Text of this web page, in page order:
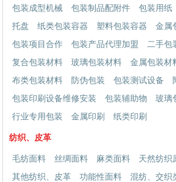
包装成型机械 包装制品配附件 包装用纸
托盘
纸类包装容器 塑料包装容器 金属
包装项目合作
包装产品代理加盟 二手包
复合包装材料
玻璃包装材料 金属包装材
布类包装材料
防伪包装 包装测试设备
包装印刷设备维修安装
包装辅助物 玻璃
行业专用包装
金属印刷 纸类印刷
纺织、皮革
毛纺面料 丝绸面料 麻类面料 天然纺织
其他纺织、皮革
功能性面料 混纺、交织